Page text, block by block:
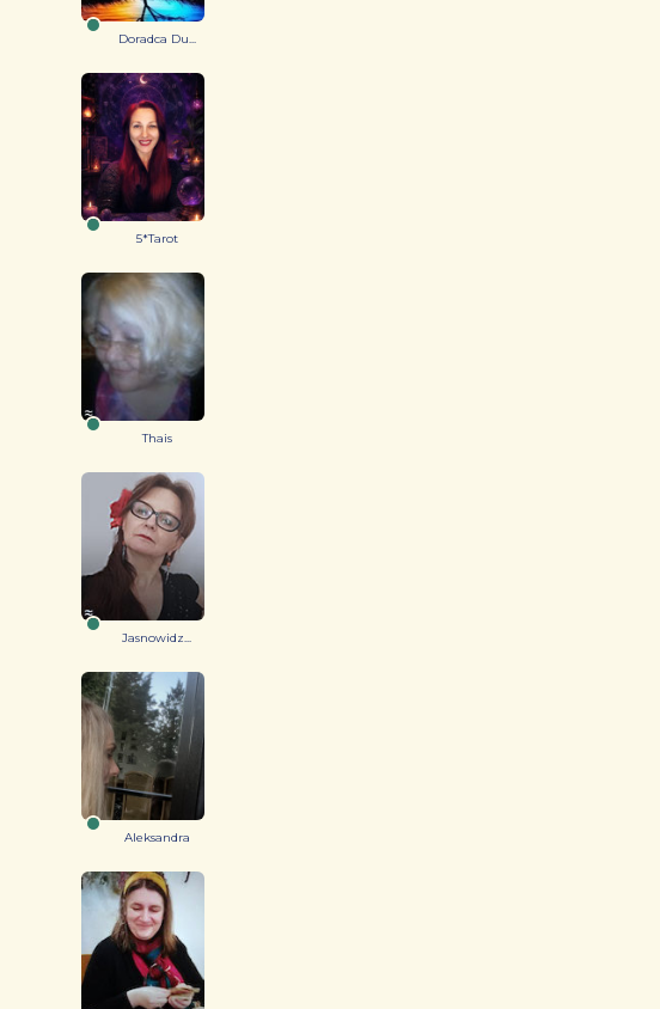
Doradca Du...
5*Tarot
Thais
Jasnowidz...
Aleksandra